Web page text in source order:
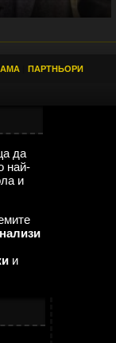
ПАРТНЬОРИ
да
най-
и
и